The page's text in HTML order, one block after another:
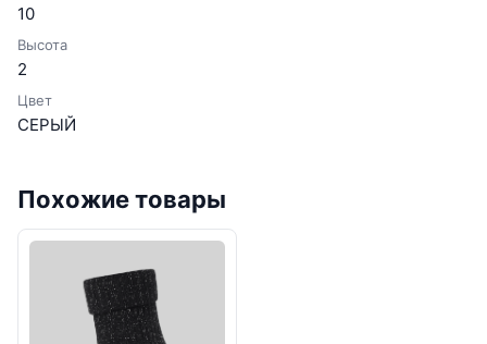
10
Высота
2
Цвет
СЕРЫЙ
Похожие товары